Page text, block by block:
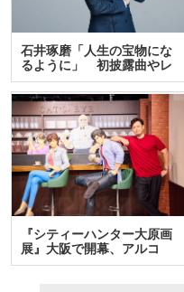
石井琢磨「人生の宝物にな
るように」 初披露曲やレ
ア…
『シティーハンター大原画
展』大阪で開幕、アルコ
＆…